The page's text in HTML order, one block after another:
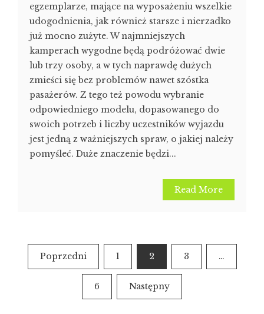
egzemplarze, mające na wyposażeniu wszelkie
udogodnienia, jak również starsze i nierzadko
już mocno zużyte. W najmniejszych
kamperach wygodne będą podróżować dwie
lub trzy osoby, a w tych naprawdę dużych
zmieści się bez problemów nawet szóstka
pasażerów. Z tego też powodu wybranie
odpowiedniego modelu, dopasowanego do
swoich potrzeb i liczby uczestników wyjazdu
jest jedną z ważniejszych spraw, o jakiej należy
pomyśleć. Duże znaczenie będzi...
Read More
Nawigacja
po
Poprzedni 1 2 3 …
6 Następny